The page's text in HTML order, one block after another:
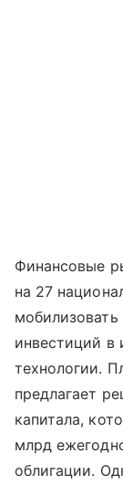
Финансовые
на 27
инвестиций в
технологии.
предлагает
капитала,
млрд
облигации.